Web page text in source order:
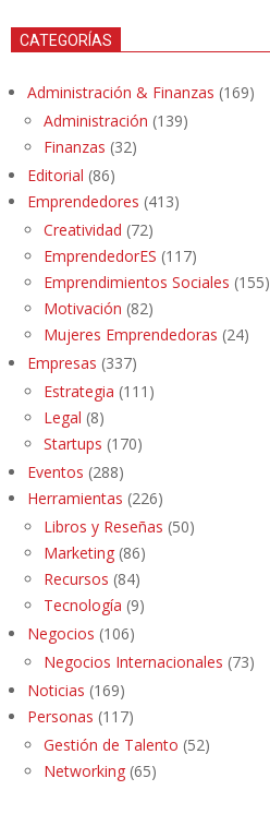
CATEGORÍAS
Administración & Finanzas (169)
Administración (139)
Finanzas (32)
Editorial (86)
Emprendedores (413)
Creatividad (72)
EmprendedorES (117)
Emprendimientos Sociales (155)
Motivación (82)
Mujeres Emprendedoras (24)
Empresas (337)
Estrategia (111)
Legal (8)
Startups (170)
Eventos (288)
Herramientas (226)
Libros y Reseñas (50)
Marketing (86)
Recursos (84)
Tecnología (9)
Negocios (106)
Negocios Internacionales (73)
Noticias (169)
Personas (117)
Gestión de Talento (52)
Networking (65)